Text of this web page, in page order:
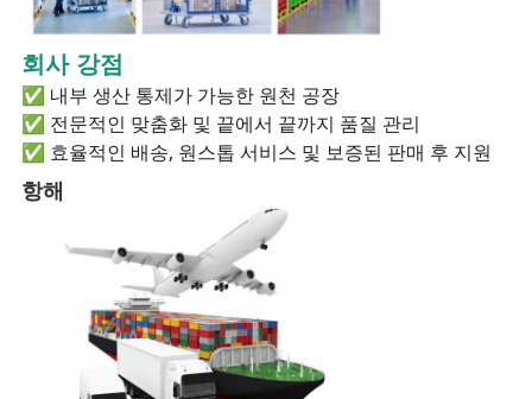
회사 강점
✅ 내부 생산 통제가 가능한 원천 공장
✅ 전문적인 맞춤화 및 끝에서 끝까지 품질 관리
✅ 효율적인 배송, 원스톱 서비스 및 보증된 판매 후 지원
항해